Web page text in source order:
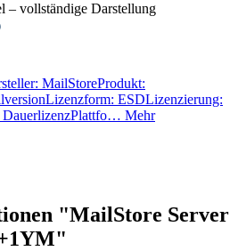
MailStoreProdukt:
ESDLizenzierung:
DauerlizenzPlattfo… Mehr
"MailStore Server